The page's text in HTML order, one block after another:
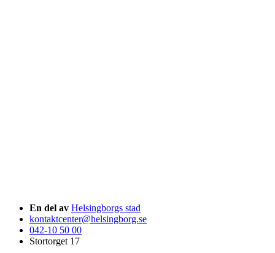
En del av Helsingborgs stad
kontaktcenter@helsingborg.se
042-10 50 00
Stortorget 17